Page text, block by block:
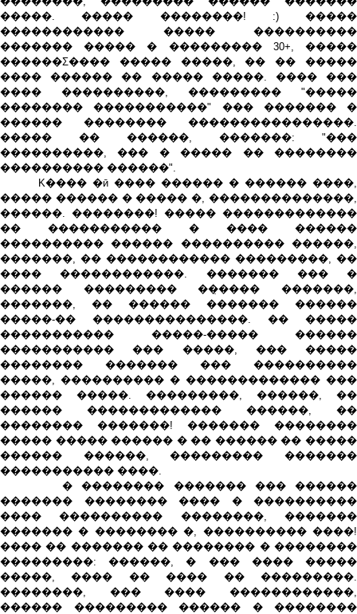
�����. ����� ��������! :) �����
������������ ����� ����������
������� ����� � ��������� 30+, �����
������Σ���� ����� �����, �� �� �����
���� ������ �� ����� �����. ���� ���
���� ����������, ��������� "�����
�������� �����������" ��� ������� �
������ �������� ����������������.
����� �� ������, �������: "���
����������, ��� � ����� �� ��������
���������� ������".
K���� �ӣ ���� ������ � ������ ����,
����� ������ � ����� �, ��������������,
������. ��������! ����� �������������
�� ����������� � ���� ������
���������� ������ ���������� ������,
�������, �� ������������ ���������, ��
���� ������������. ������� ��� �
������ ��������� ��̣���� �������,
�������, �� ������ ������� ������
�����-�� ���������������. �� �����
����������� �����-����� ������
����������� ��� �����, ��� �����
�������� ������� ��� ����������
�����, ���������� � ������������� ���
������ �����. ���������, ������, ��
������ ������������� ������, ��
�������� �������! ������� ��������
����� ����� ������ � �� ������ �� �����
������ ������, ��������� �������
����������� ����.
� �������� ������� ��� ������
������� �������� ���� � ����������
���� ���������� ��������, �������
������� � �������� �, ���������� ����!
���� �� ������� �� �������� � ��������
���������: ������, � ��� ���� �����
�����, ���� �� ���� �� ���������.
��������, ��� ���� ������������,
������ ��������� ������ � ��������